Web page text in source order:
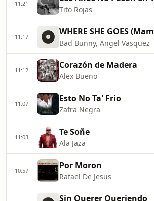
11:21
Tito Rojas
11:17 WHERE SHE GOES
Bad Bunny, Angel Vasquez
11:12 Corazón de Madera
Alex Bueno
11:07 Esto No Ta' Frio
Zafra Negra
11:03 Te Soñe
Ala Jaza
10:57 Por Moron
Rafael De Jesus
Sin Querer Queriendo